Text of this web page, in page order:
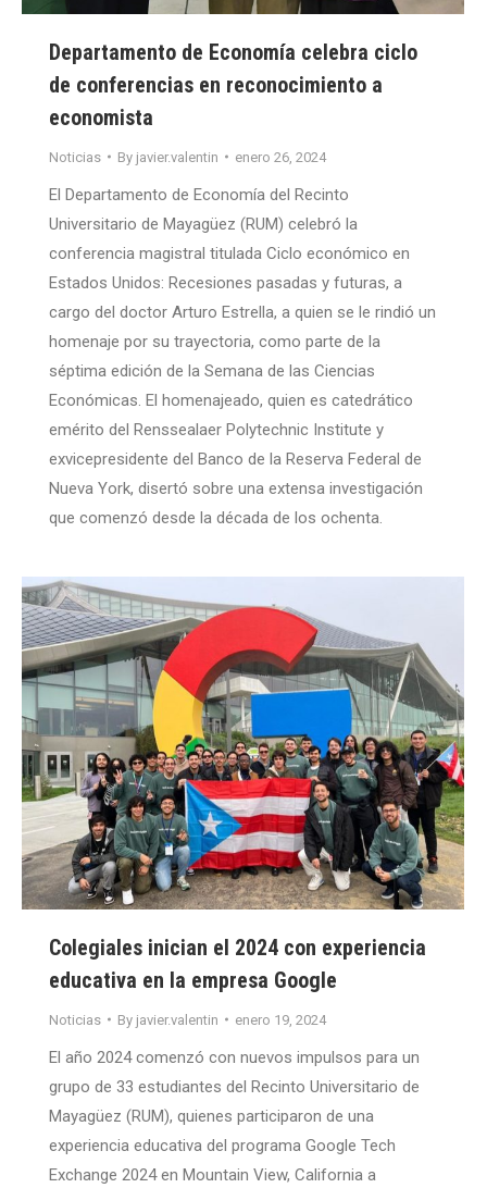
Departamento de Economía celebra ciclo
de conferencias en reconocimiento a
economista
Noticias By javier.valentin enero 26, 2024
El Departamento de Economía del Recinto
Universitario de Mayagüez (RUM) celebró la
conferencia magistral titulada Ciclo económico en
Estados Unidos: Recesiones pasadas y futuras, a
cargo del doctor Arturo Estrella, a quien se le rindió un
homenaje por su trayectoria, como parte de la
séptima edición de la Semana de las Ciencias
Económicas. El homenajeado, quien es catedrático
emérito del Renssealaer Polytechnic Institute y
exvicepresidente del Banco de la Reserva Federal de
Nueva York, disertó sobre una extensa investigación
que comenzó desde la década de los ochenta.
Colegiales inician el 2024 con experiencia
educativa en la empresa Google
Noticias By javier.valentin enero 19, 2024
El año 2024 comenzó con nuevos impulsos para un
grupo de 33 estudiantes del Recinto Universitario de
Mayagüez (RUM), quienes participaron de una
experiencia educativa del programa Google Tech
Exchange 2024 en Mountain View, California a